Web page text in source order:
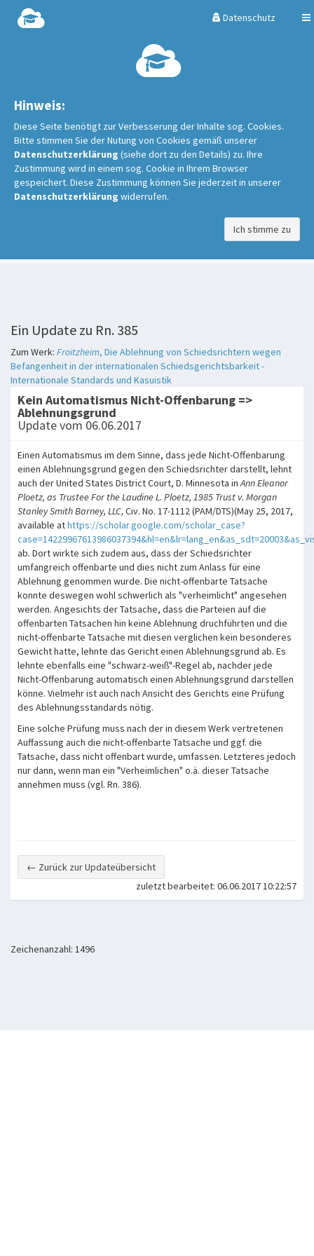
Hinweis:
Diese Seite benötigt zur Verbesserung der Inhalte sog. Cookies.
Bitte stimmen Sie der Nutung von Cookies gemäß unserer
Datenschutzerklärung (siehe dort zu den Details) zu. Ihre
Zustimmung wird in einem sog. Cookie in Ihrem Browser
gespeichert. Diese Zustimmung können Sie jederzeit in unserer
Datenschutzerklärung widerrufen.
Ich stimme zu
Datenschutz
Ein Update zu Rn. 385
Zum Werk: Froitzheim, Die Ablehnung von Schiedsrichtern wegen
Befangenheit in der internationalen Schiedsgerichtsbarkeit -
Internationale Standards und Kasuistik
Kein Automatismus Nicht-Offenbarung =>
Ablehnungsgrund
Update vom 06.06.2017
Einen Automatismus im dem Sinne, dass jede Nicht-Offenbarung
einen Ablehnungsgrund gegen den Schiedsrichter darstellt, lehnt
auch der United States District Court, D. Minnesota inAnn Eleanor
Ploetz, as Trustee For the Laudine L. Ploetz, 1985 Trust v. Morgan
Stanley Smith Barney, LLC, Civ. No. 17-1112 (PAM/DTS)(May 25, 2017,
available athttps://scholar.google.com/scholar_case?
ab. Dort wirkte sich zudem aus, dass der Schiedsrichter
umfangreich offenbarte und dies nicht zum Anlass für eine
Ablehnung genommen wurde. Die nicht-offenbarte Tatsache
konnte deswegen wohl schwerlich als "verheimlicht" angesehen
werden. Angesichts der Tatsache, dass die Parteien auf die
offenbarten Tatsachen hin keine Ablehnung druchführten und die
nicht-offenbarte Tatsache mit diesen verglichen kein besonderes
Gewicht hatte, lehnte das Gericht einen Ablehnungsgrund ab. Es
lehnte ebenfalls eine "schwarz-weiß"-Regel ab, nachder jede
Nicht-Offenbarung automatisch einen Ablehnungsgrund darstellen
könne. Vielmehr ist auch nach Ansicht des Gerichts eine Prüfung
des Ablehnungsstandards nötig.
Eine solche Prüfung muss nach der in diesem Werk vertretenen
Auffassung auch die nicht-offenbarte Tatsache und ggf. die
Tatsache, dass nicht offenbart wurde, umfassen. Letzteres jedoch
nur dann, wenn man ein "Verheimlichen" o.ä. dieser Tatsache
annehmen muss (vgl. Rn. 386).
← Zurück zur Updateübersicht
zuletzt bearbeitet: 06.06.2017 10:22:57
Zeichenanzahl: 1496